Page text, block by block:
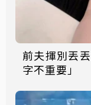
前夫揮別丟
字不重要」